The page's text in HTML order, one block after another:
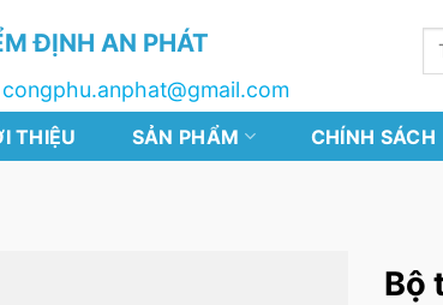
ĐỊNH AN PHÁT
congphu.anphat@gmail.com
THIỆU SẢN PHẨM CHÍNH SÁCH
Bộ